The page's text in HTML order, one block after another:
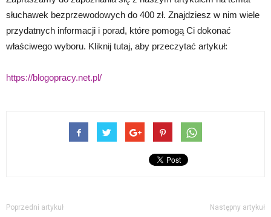
słuchawek bezprzewodowych do 400 zł. Znajdziesz w nim wiele
przydatnych informacji i porad, które pomogą Ci dokonać
właściwego wyboru. Kliknij tutaj, aby przeczytać artykuł:
https://blogopracy.net.pl/
Poprzedni artykuł Następny artykuł